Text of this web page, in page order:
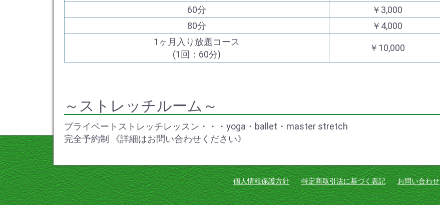
60分
￥3,000
80分
￥4,000
1ヶ月入り放題コース
(1回：60分)
￥10,000
～ストレッチルーム～
プライベートストレッチレッスン・・・yoga・ballet・master stretch
完全予約制 《詳細はお問い合わせください》
個人情報保護方針 特定商取引法に基づく表記 お問い合わせ